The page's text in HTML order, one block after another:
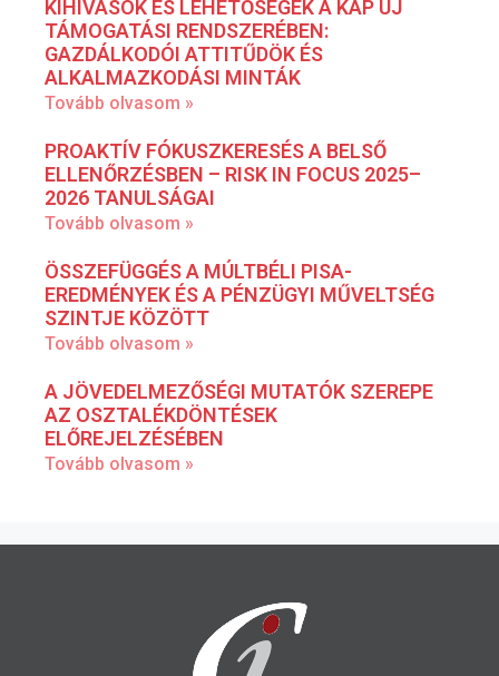
KIHÍVÁSOK ÉS LEHETŐSÉGEK A KAP ÚJ
TÁMOGATÁSI RENDSZERÉBEN:
GAZDÁLKODÓI ATTITŰDÖK ÉS
ALKALMAZKODÁSI MINTÁK
Tovább olvasom »
PROAKTÍV FÓKUSZKERESÉS A BELSŐ
ELLENŐRZÉSBEN – RISK IN FOCUS 2025–
2026 TANULSÁGAI
Tovább olvasom »
ÖSSZEFÜGGÉS A MÚLTBÉLI PISA-
EREDMÉNYEK ÉS A PÉNZÜGYI MŰVELTSÉG
SZINTJE KÖZÖTT
Tovább olvasom »
A JÖVEDELMEZŐSÉGI MUTATÓK SZEREPE
AZ OSZTALÉKDÖNTÉSEK
ELŐREJELZÉSÉBEN
Tovább olvasom »